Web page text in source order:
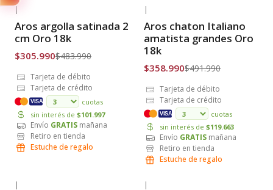
Envío Gratis
|
Aros argolla satinada 2
cm Oro 18k
$305.990$483.990
Tarjeta de débito
Tarjeta de crédito
VISA
cuotas
sin interés de $101.997
Envío GRATIS mañana
Retiro en tienda
Estuche de regalo
Envío Gratis
|
Aros chaton Italiano
amatista grandes Oro
18k
$358.990$491.990
Tarjeta de débito
Tarjeta de crédito
VISA
cuotas
sin interés de $119.663
Envío GRATIS mañana
Retiro en tienda
Estuche de regalo